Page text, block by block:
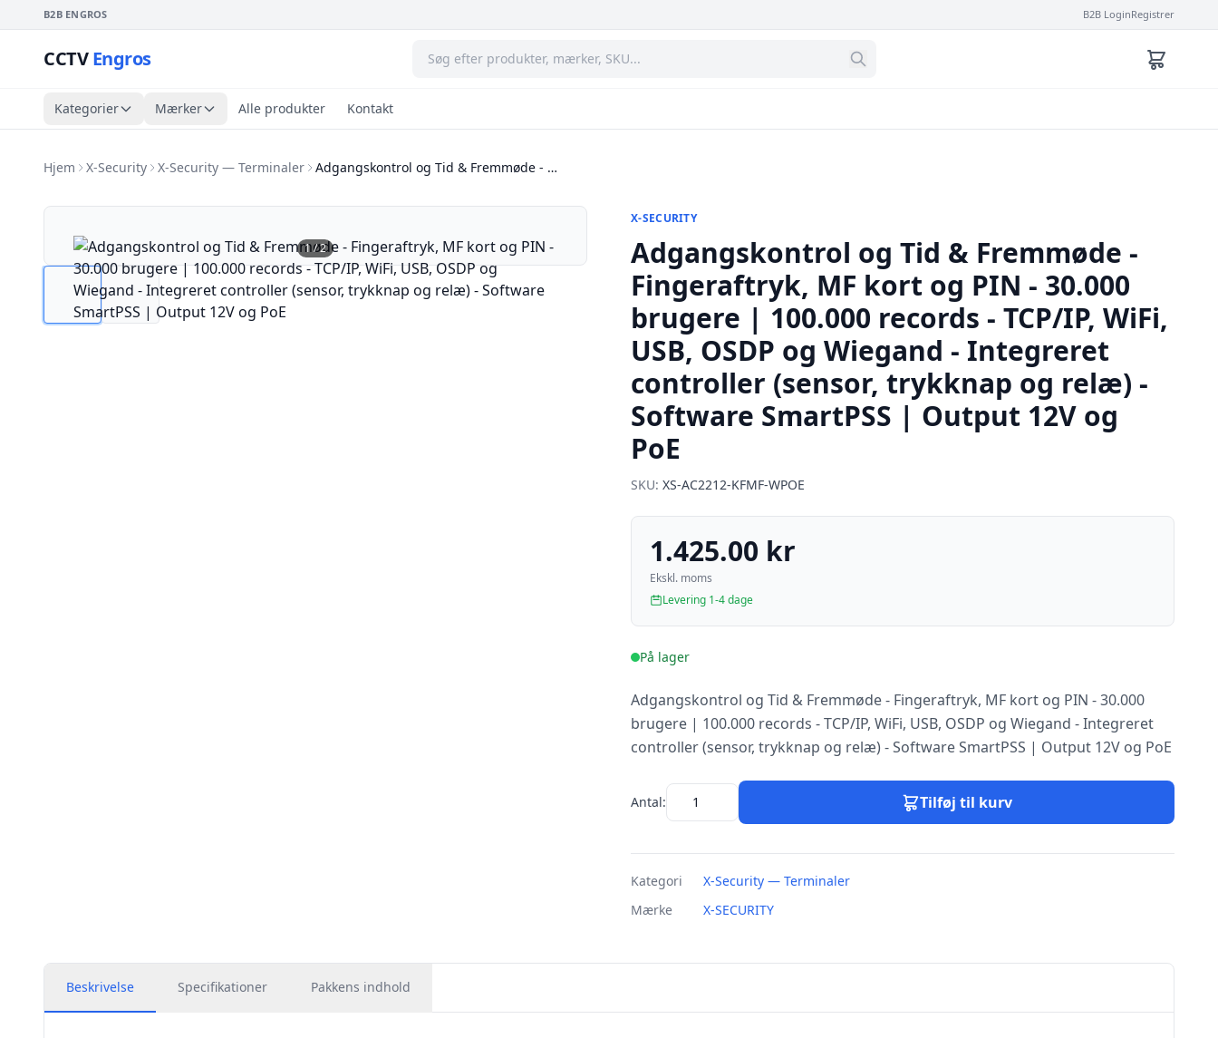
B2B ENGROS B2B LoginRegistrer
CCTVEngros
Kategorier Mærker Alle produkter Kontakt
Hjem X-Security X-Security — Terminaler Adgangskontrol og Tid & Fremmøde - …
1/2
X-SECURITY
Adgangskontrol og Tid & Fremmøde -
Fingeraftryk, MF kort og PIN - 30.000
brugere | 100.000 records - TCP/IP, WiFi,
USB, OSDP og Wiegand - Integreret
controller (sensor, trykknap og relæ) -
Software SmartPSS | Output 12V og
PoE
SKU: XS-AC2212-KFMF-WPOE
1.425.00 kr
Ekskl. moms
Levering 1-4 dage
På lager
Adgangskontrol og Tid & Fremmøde - Fingeraftryk, MF kort og PIN - 30.000
brugere | 100.000 records - TCP/IP, WiFi, USB, OSDP og Wiegand - Integreret
controller (sensor, trykknap og relæ) - Software SmartPSS | Output 12V og PoE
Antal: Tilføj til kurv
Kategori
X-Security — Terminaler
Mærke
X-SECURITY
Beskrivelse Specifikationer Pakkens indhold